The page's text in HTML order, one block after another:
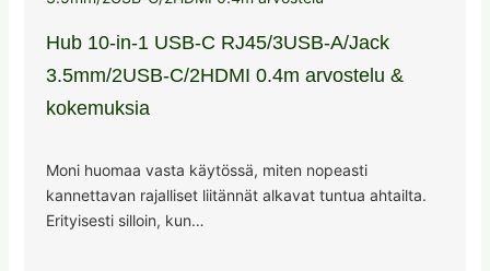
Hub 10-in-1 USB-C RJ45/3USB-A/Jack
3.5mm/2USB-C/2HDMI 0.4m arvostelu &
kokemuksia
Moni huomaa vasta käytössä, miten nopeasti
kannettavan rajalliset liitännät alkavat tuntua ahtailta.
Erityisesti silloin, kun…